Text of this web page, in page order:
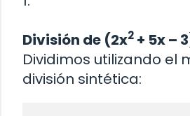
División de (2x2 + 5x –
Dividimos utilizando el
división sintética: